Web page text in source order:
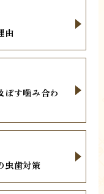
由
ぼす噛み合わ
虫歯対策